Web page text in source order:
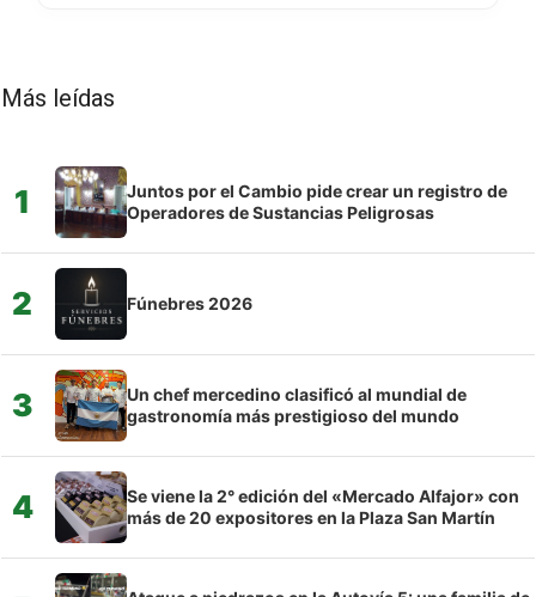
Más leídas
1
Juntos por el Cambio pide crear un registro de
Operadores de Sustancias Peligrosas
2 Fúnebres 2026
3
Un chef mercedino clasificó al mundial de
gastronomía más prestigioso del mundo
4
Se viene la 2° edición del «Mercado Alfajor» con
más de 20 expositores en la Plaza San Martín